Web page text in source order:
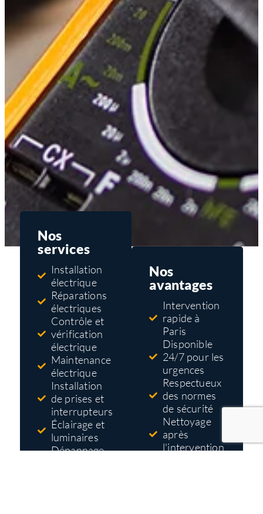
Nos
services
Installation
électrique
Réparations
électriques
Contrôle et
vérification
électrique
Maintenance
électrique
Installation
de prises et
interrupteurs
Éclairage et
luminaires
Dépannage
Nos
avantages
Intervention
rapide à
Paris
Disponible
24/7 pour les
urgences
Respectueux
des normes
de sécurité
Nettoyage
après
l'intervention